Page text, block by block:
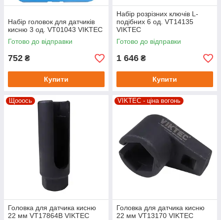
Набір головок для датчиків
кисню 3 од. VT01043 VIKTEC
Готово до відправки
752 ₴
Купити
Набір розрізних ключів L-
подібних 6 од. VT14135
VIKTEC
Готово до відправки
1 646 ₴
Купити
Щооось
Головка для датчика кисню
22 мм VT17864B VIKTEC
VIKTEC - ціна вогонь
Головка для датчика кисню
22 мм VT13170 VIKTEC